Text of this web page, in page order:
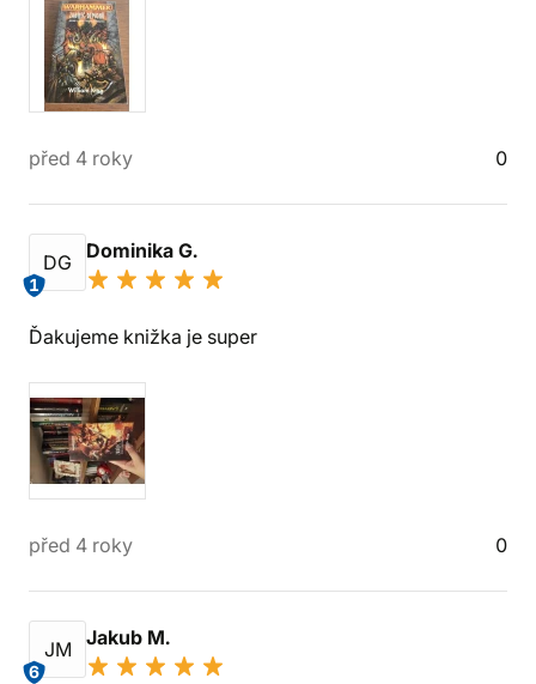
před 4 roky 0
DG
1
Dominika G.
Ďakujeme knižka je super
před 4 roky 0
JM
6
Jakub M.